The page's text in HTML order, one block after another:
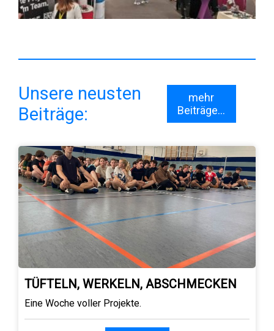
Unsere neusten
Beiträge:
mehr
Beiträge...
TÜFTELN, WERKELN, ABSCHMECKEN
Eine Woche voller Projekte.